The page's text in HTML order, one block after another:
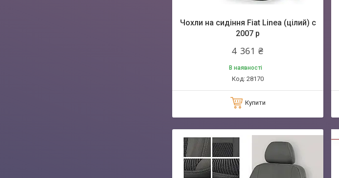
Чохли на сидіння Fiat Linea (цілий) c
2007 р
4 361 ₴
В наявності
28170
Купити